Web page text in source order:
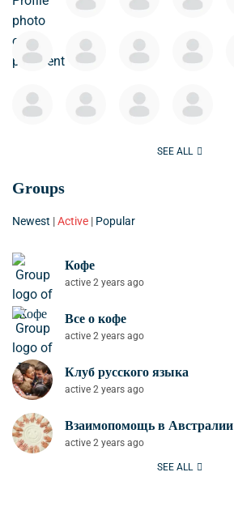
SEE ALL
Groups
Newest |Active | Popular
Кофе
active 2 years ago
Все о кофе
active 2 years ago
Клуб русского языка
active 2 years ago
Взаимопомощь в Австралии
active 2 years ago
SEE ALL